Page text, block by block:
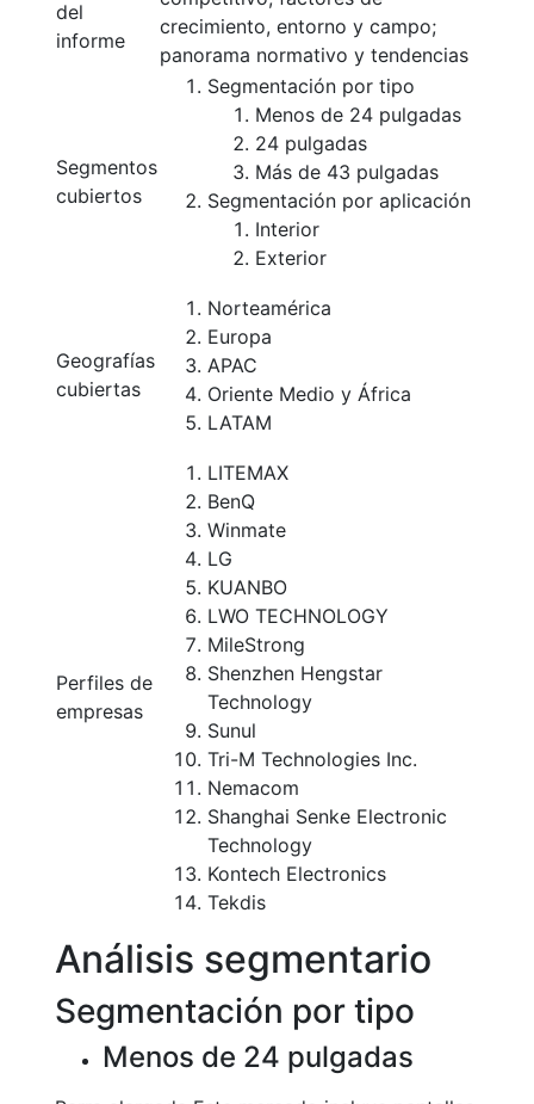
del
informe
crecimiento, entorno y campo;
panorama normativo y tendencias
Segmentos
cubiertos
Segmentación por tipo
Menos de 24 pulgadas
24 pulgadas
Más de 43 pulgadas
Segmentación por aplicación
Interior
Exterior
Geografías
cubiertas
Norteamérica
Europa
APAC
Oriente Medio y África
LATAM
Perfiles de
empresas
LITEMAX
BenQ
Winmate
LG
KUANBO
LWO TECHNOLOGY
MileStrong
Shenzhen Hengstar
Technology
Sunul
Tri-M Technologies Inc.
Nemacom
Shanghai Senke Electronic
Technology
Kontech Electronics
Tekdis
Análisis segmentario
Segmentación por tipo
Menos de 24 pulgadas